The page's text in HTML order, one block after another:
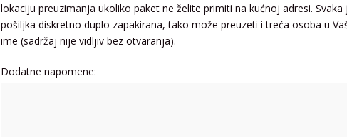
lokaciju preuzimanja ukoliko paket ne želite primiti na kućnoj adresi. Svaka
pošiljka diskretno duplo zapakirana, tako može preuzeti i treća osoba u
ime (sadržaj nije vidljiv bez otvaranja).
Dodatne napomene: